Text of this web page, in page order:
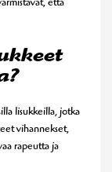
että
lisukkeilla, jotka
vihannekset,
rapeutta ja